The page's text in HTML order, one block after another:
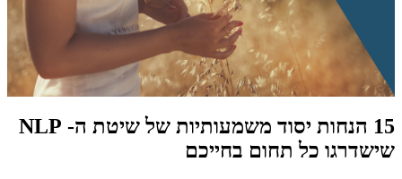
15 הנחות יסוד משמעותיות של שיטת ה- NLP
שישדרגו כל תחום בחייכם